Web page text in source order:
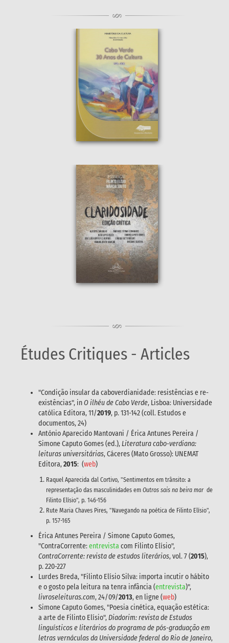
Études Critiques - Articles
"Condição insular da caboverdianidade: resistências e re-
existências", inO ilhéu de Cabo Verde, Lisboa: Universidade
católica Editora, 11/2019, p. 131-142 (coll. Estudos e
documentos, 24)
António Aparecido Mantovani / Érica Antunes Pereira /
Simone Caputo Gomes (ed.),Literatura cabo-verdiana:
leituras universitárias, Cáceres (Mato Grosso): UNEMAT
Editora,2015: (web)
Raquel Aparecida dal Cortivo, "Sentimentos em trânsito: a
representação das masculinidades em Outros sais na beira mar de
Filinto Elísio", p. 146-156
Rute Maria Chaves Pires, "Navegando na poética de Filinto Elísio",
p. 157-165
Érica Antunes Pereira / Simone Caputo Gomes,
"ContraCorrente:entrevista com Filinto Elísio",
ContraCorrente: revista de estudos literários, vol. 7 (2015),
p. 220-227
Lurdes Breda, "Filinto Elísio Silva: importa incutir o hábito
e o gosto pela leitura na tenra infância (entrevista)",
livroseleituras.com, 24/09/2013, en ligne (web)
Simone Caputo Gomes, "Poesia cinética, equação estética:
a arte de Filinto Elísio",Diadorim: revista de Estudos
linguísticos e literários do programa de pós-graduação em
letras vernáculas da Universidade federal do Rio de Janeiro,